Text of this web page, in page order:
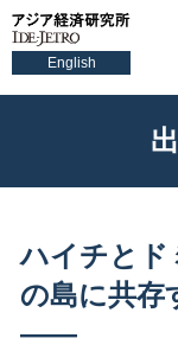
English
ハイチと
の島に共存
――